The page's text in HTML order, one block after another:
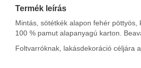
Termék leírás
Mintás, sötétkék alapon fehér pöttyös,
100 % pamut alapanyagú karton.
Foltvarróknak, lakásdekoráció céljára